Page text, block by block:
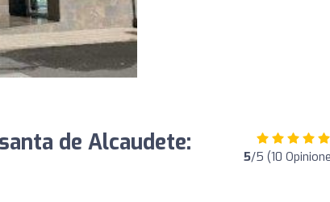
de Alcaudete:
5/5 (10